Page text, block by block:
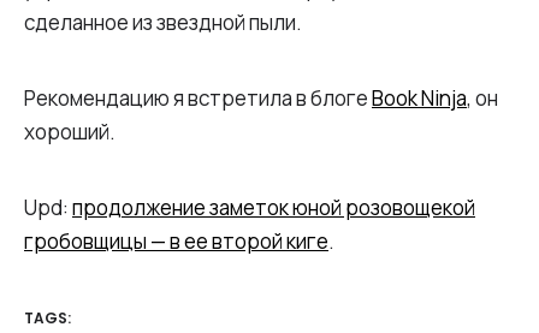
сделанное из звездной пыли.
Рекомендацию я встретила в блогеBook Ninja, он
хороший.
Upd: продолжение заметок юной розовощекой
гробовщицы — в ее второй киге.
TAGS: